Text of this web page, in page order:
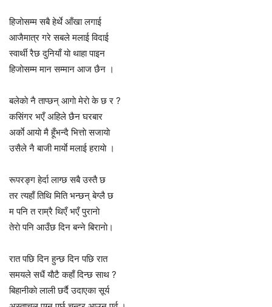
हिजाेसम्म सबै हेर्थे आँखा लगाई
आजैमात्र गरे सबले मलाई विदाई
स्वार्थी रैछ दुनियाँ याे थाहा पाइन
हिजाेसम्म मान सम्मान आज छैन ।
बलेकाे नै ताप्छन् आगाे मेराे के छ र ?
कसिंगर भएँ अहिले छैन घरबार
अर्काे आयाे मै हूँभन्दै भित्ताे सजायाे
उसैले नै बाजी मार्याे मलाई हरायाे ।
रूपरङ्ग हेर्दा लाग्छ सबै उस्तै छ
तर त्यहाँ तिथि मिति भन्छन् बेग्लै छ
म पनि त राम्रै थिएँ भएँ पुरानाे
तेराे पनि आउँछ दिन बन्ने बिरानाे।
रात पछि दिन हुन्छ दिन पछि रात
समयले सधैं याैटै कहाँ दिन्छ साथ ?
बिहानीकाे लाली छर्दै उदाएका सूर्य